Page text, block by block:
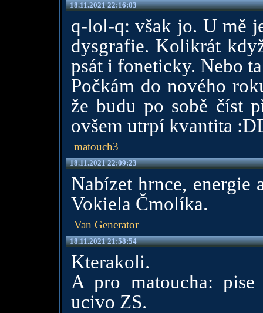
18.11.2021 22:16:03
q-lol-q: však jo. U mě
dysgrafie. Kolikrát
psát i foneticky. Nebo
Počkám do nového
že budu po sobě číst
ovšem utrpí kvantita
matouch3
18.11.2021 22:09:23
Nabízet hrnce,
Vokiela Čmolíka.
Van Generator
18.11.2021 21:58:54
Kterakoli.
A pro matoucha:
ucivo ZS.